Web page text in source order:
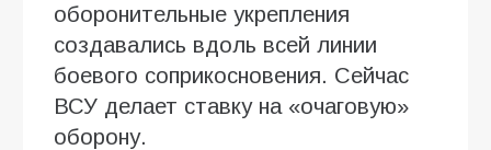
оборонительные укрепления
создавались вдоль всей линии
боевого соприкосновения. Сейчас
ВСУ делает ставку на «очаговую»
оборону.